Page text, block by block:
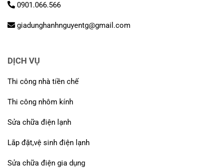
0901.066.566
giadunghanhnguyentg@gmail.com
DỊCH VỤ
Thi công nhà tiền chế
Thi công nhôm kính
Sửa chữa điện lạnh
Lắp đặt,vệ sinh điện lạnh
Sửa chữa điện gia dụng